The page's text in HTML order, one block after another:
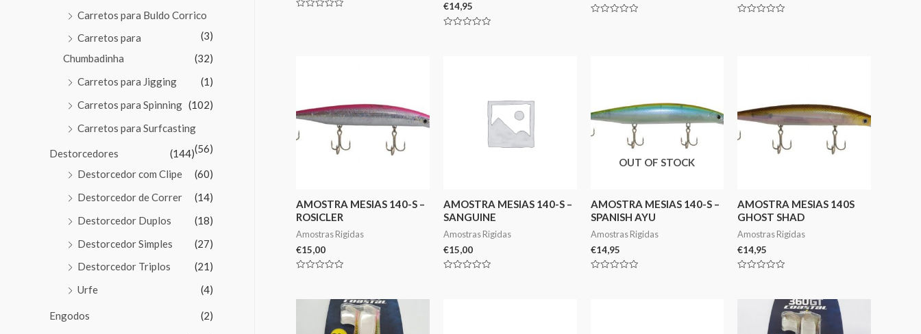
Carretos para Buldo Corrico
(3)
Carretos para
Chumbadinha
(32)
Carretos para Jigging
(1)
Carretos para Spinning (102)
Carretos para Surfcasting
(56)
Destorcedores
(144)
Destorcedor com Clipe
(60)
Destorcedor de Correr
(14)
Destorcedor Duplos
(18)
Destorcedor Simples
(27)
Destorcedor Triplos
(21)
Urfe
(4)
Engodos (2)
€14,95
AMOSTRA MESIAS 140-S –
ROSICLER
Amostras Rigidas
€15,00
5
AMOSTRA MESIAS 140-S –
SANGUINE
Amostras Rigidas
€15,00
OUT OF STOCK
AMOSTRA MESIAS 140-S –
SPANISH AYU
Amostras Rigidas
€14,95
AMOSTRA MESIAS 140S
GHOST SHAD
Amostras Rigidas
€14,95